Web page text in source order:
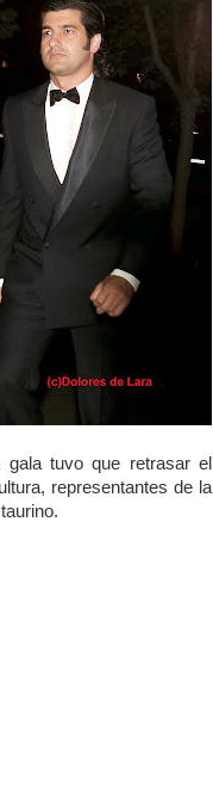
tuvo que retrasar el
representantes de la